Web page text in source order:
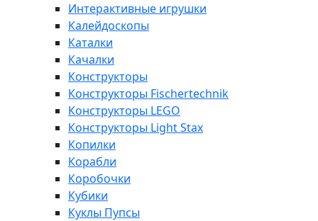
Интерактивные игрушки
Калейдоскопы
Каталки
Качалки
Конструкторы
Конструкторы Fisсhertechnik
Конструкторы LEGO
Конструкторы Light Stax
Копилки
Корабли
Коробочки
Кубики
Куклы Пупсы